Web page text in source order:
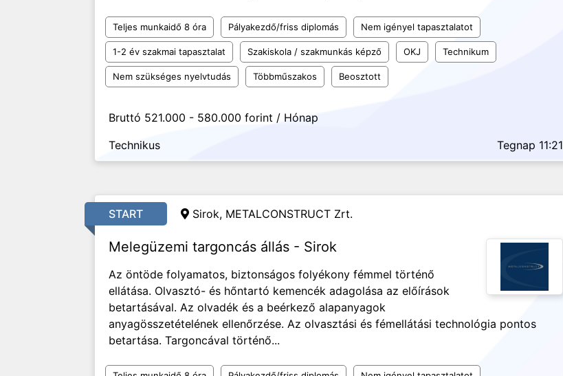
Teljes munkaidő 8 óra Pályakezdő/friss diplomás Nem igényel tapasztalatot
1-2 év szakmai tapasztalat Szakiskola / szakmunkás képző OKJ Technikum
Nem szükséges nyelvtudás Többműszakos Beosztott
Bruttó 521.000 - 580.000 forint / Hónap
Technikus
Tegnap 11:21
START Sirok, METALCONSTRUCT Zrt.
Melegüzemi targoncás állás - Sirok
Az öntöde folyamatos, biztonságos folyékony fémmel történő
ellátása. Olvasztó- és hőntartó kemencék adagolása az előírások
betartásával. Az olvadék és a beérkező alapanyagok
anyagösszetételének ellenőrzése. Az olvasztási és fémellátási technológia pontos
betartása. Targoncával történő...